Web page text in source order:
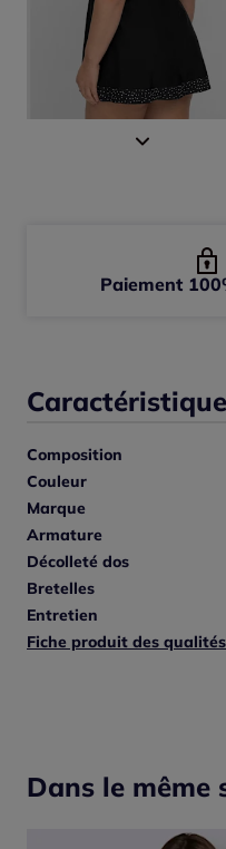
Composition
Couleur
Marque
Armature
Décolleté dos
Bretelles
Entretien
Fiche produit des
Paiement
Dans le même